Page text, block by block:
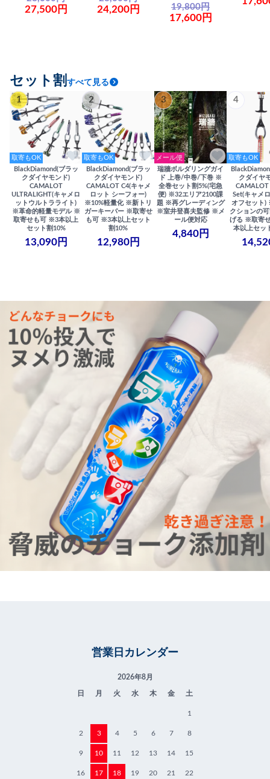
27,500円 24,200円 19,800円
17,600円
セット割 すべて見る
1
取寄もOK
BlackDiamond(ブラッ
クダイヤモンド)
CAMALOT
ULTRALIGHT(キャメロ
ットウルトラライト)
※革命的軽量モデル ※
取寄せも可 ※3本以上
セット割10%
13,090円
2
取寄もOK
BlackDiamond(ブラッ
クダイヤモンド)
CAMALOT C4(キャメ
ロット シーフォー)
※10%軽量化 ※新トリ
ガーキーパー ※取寄せ
も可 ※3本以上セット
割10%
12,980円
3
メール便
瑞牆ボルダリングガイ
ド 上巻/中巻/下巻 ※
全巻セット割5%(宅急
便) ※32エリア2100課
題 ※再グレーディング
※室井登喜夫監修 ※メ
ール便対応
4,840円
4
取寄もOK
クダイヤ
Set(キャメ
オフセット)
クションの
げる ※取寄
本以上セッ
営業日カレンダー
2026年8月
日 月 火 水 木 金 土
1
2 3 4 5 6 7 8
9 10 11 12 13 14 15
16 17 18 19 20 21 22